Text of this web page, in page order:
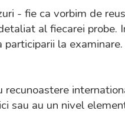
- fie ca vorbim de
al fiecarei
la
recunoastere
sau au un nivel